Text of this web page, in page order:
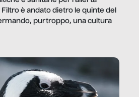
è andato dietro le quinte del
purtroppo, una cultura